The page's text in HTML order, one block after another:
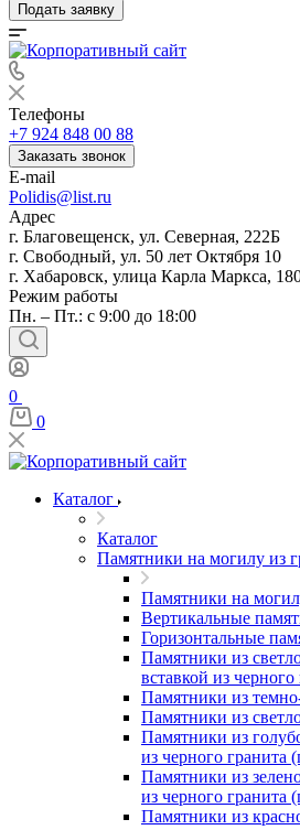
Подать заявку
Телефоны
+7 924 848 00 88
Заказать звонок
E-mail
Polidis@list.ru
Адрес
г. Благовещенск, ул. Северная, 222Б
г. Свободный, ул. 50 лет Октября 10
г. Хабаровск, улица Карла Маркса,
Режим работы
Пн. – Пт.: с 9:00 до 18:00
0
0
Каталог
Каталог
Памятники на могилу из
Памятники на
Вертикальные
Горизонтальные
Памятники из
вставкой из черного
Памятники из
Памятники из
Памятники из
из черного гранита
Памятники из
из черного гранита
Памятники из